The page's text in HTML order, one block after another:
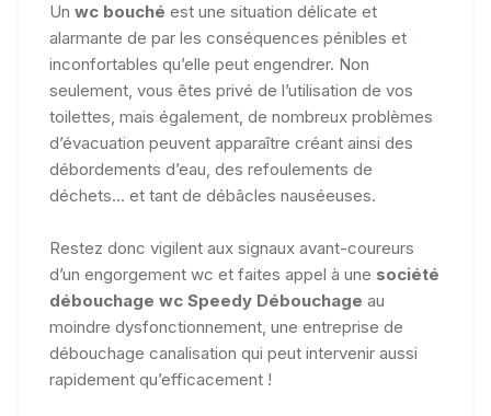
Un wc bouché est une situation délicate et
alarmante de par les conséquences pénibles et
inconfortables qu’elle peut engendrer. Non
seulement, vous êtes privé de l’utilisation de vos
toilettes, mais également, de nombreux problèmes
d’évacuation peuvent apparaître créant ainsi des
débordements d’eau, des refoulements de
déchets... et tant de débâcles nauséeuses.
Restez donc vigilent aux signaux avant-coureurs
d’un engorgement wc et faites appel à une société
débouchage wc Speedy Débouchage au
moindre dysfonctionnement, une entreprise de
débouchage canalisation qui peut intervenir aussi
rapidement qu’efficacement !